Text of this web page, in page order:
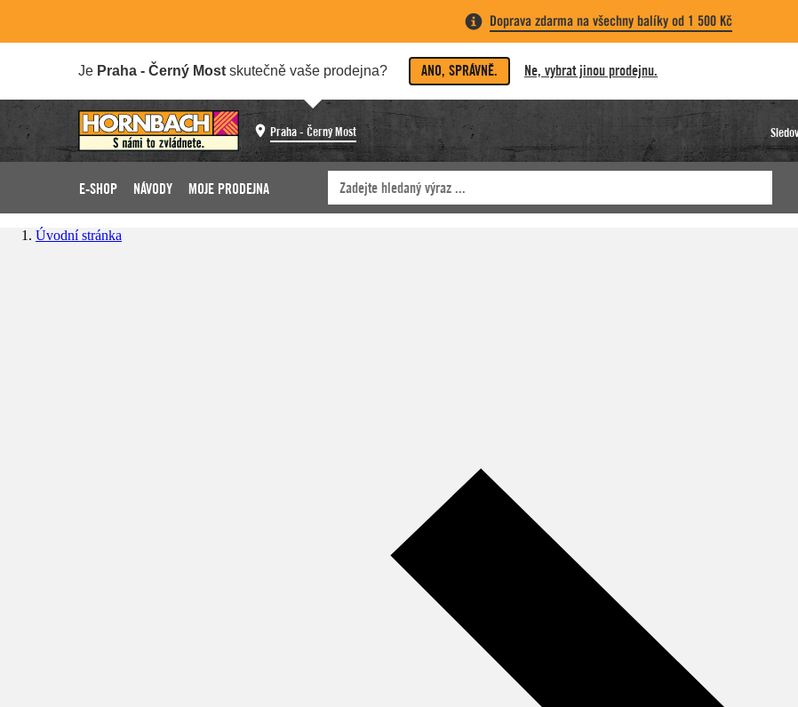
Doprava zdarma na všechny balíky od 1 500 Kč
Je Praha - Černý Most skutečně vaše prodejna? ANO, SPRÁVNĚ. Ne, vybrat jinou prodejnu.
Praha - Černý Most
E-SHOP NÁVODY MOJE PRODEJNA
Úvodní stránka